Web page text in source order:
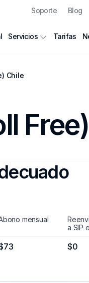
Soporte Blog
Servicios Tarifas
Chile
mensual
a SIP
$0